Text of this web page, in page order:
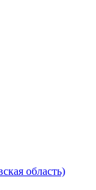
область)